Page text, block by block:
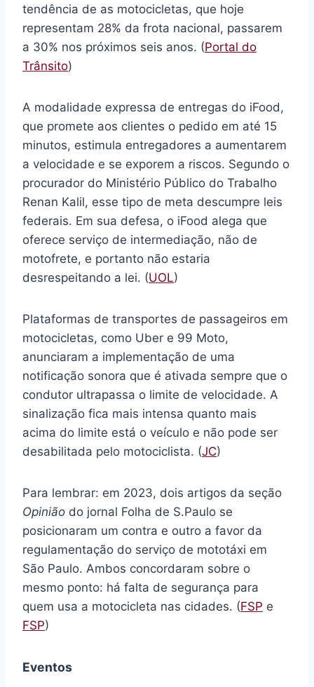
tendência de as motocicletas, que hoje
representam 28% da frota nacional, passarem
a 30% nos próximos seis anos. (Portal do
Trânsito)
A modalidade expressa de entregas do iFood,
que promete aos clientes o pedido em até 15
minutos, estimula entregadores a aumentarem
a velocidade e se exporem a riscos. Segundo o
procurador do Ministério Público do Trabalho
Renan Kalil, esse tipo de meta descumpre leis
federais. Em sua defesa, o iFood alega que
oferece serviço de intermediação, não de
motofrete, e portanto não estaria
desrespeitando a lei. (UOL)
Plataformas de transportes de passageiros em
motocicletas, como Uber e 99 Moto,
anunciaram a implementação de uma
notificação sonora que é ativada sempre que o
condutor ultrapassa o limite de velocidade. A
sinalização fica mais intensa quanto mais
acima do limite está o veículo e não pode ser
desabilitada pelo motociclista. (JC)
Para lembrar: em 2023, dois artigos da seção
Opinião do jornal Folha de S.Paulo se
posicionaram um contra e outro a favor da
regulamentação do serviço de mototáxi em
São Paulo. Ambos concordaram sobre o
mesmo ponto: há falta de segurança para
quem usa a motocicleta nas cidades. (FSP e
FSP)
Eventos